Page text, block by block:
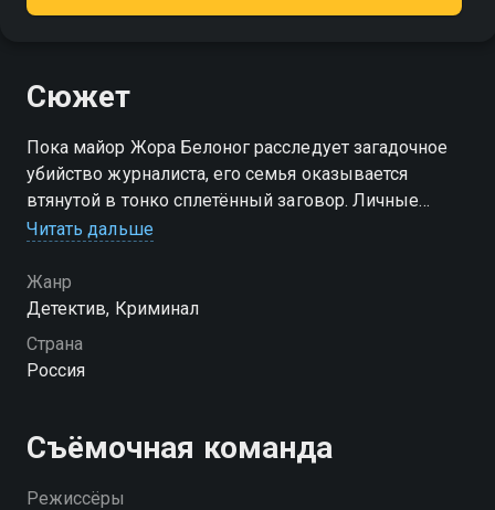
Сюжет
Пока майор Жора Белоног расследует загадочное
убийство журналиста, его семья оказывается
втянутой в тонко сплетённый заговор. Личные
драмы и внутренние конфликты ослабляют его
угрозу. Ведь в это время в тени действует Мара —
сестра погибшей Яги. Собрав вокруг себя
союзников, она готовит дерзкий побег Лихо из
колонии.
пути назад вы можете совершенно бесплатно в
хорошем HD качестве на Смотрёшке
Читать дальше
Жанр
Детектив, Криминал
Страна
Россия
Съёмочная команда
Режиссёры